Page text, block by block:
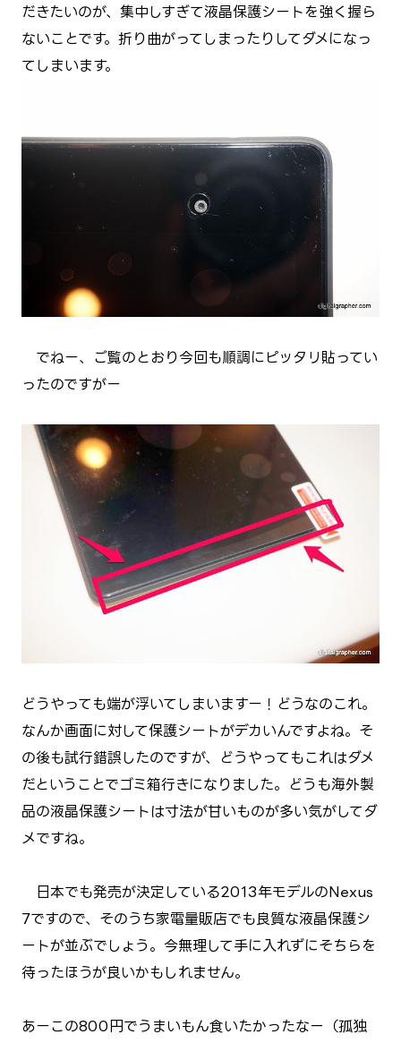
だきたいのが、集中しすぎて液晶保護シートを強く握ら
ないことです。折り曲がってしまったりしてダメになっ
てしまいます。
でねー、ご覧のとおり今回も順調にピッタリ貼ってい
ったのですがー
どうやっても端が浮いてしまいますー！どうなのこれ。
なんか画面に対して保護シートがデカいんですよね。そ
の後も試行錯誤したのですが、どうやってもこれはダメ
だということでゴミ箱行きになりました。どうも海外製
品の液晶保護シートは寸法が甘いものが多い気がしてダ
メですね。
日本でも発売が決定している2013年モデルのNexus
7ですので、そのうち家電量販店でも良質な液晶保護シ
ートが並ぶでしょう。今無理して手に入れずにそちらを
待ったほうが良いかもしれません。
あーこの800円でうまいもん食いたかったなー（孤独